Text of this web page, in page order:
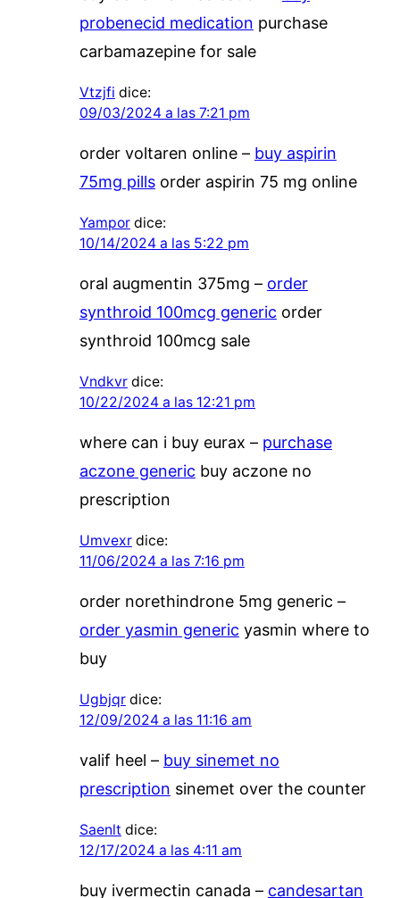
probenecid medication purchase
carbamazepine for sale
Vtzjfi dice:
09/03/2024 a las 7:21 pm
order voltaren online – buy aspirin
75mg pillsorder aspirin 75 mg online
Yampor dice:
10/14/2024 a las 5:22 pm
oral augmentin 375mg – order
synthroid 100mcg generic order
synthroid 100mcg sale
Vndkvr dice:
10/22/2024 a las 12:21 pm
where can i buy eurax – purchase
aczone generic buy aczone no
prescription
Umvexr dice:
11/06/2024 a las 7:16 pm
order norethindrone 5mg generic –
order yasmin generic yasmin where to
buy
Ugbjqr dice:
12/09/2024 a las 11:16 am
valif heel – buy sinemet no
prescription sinemet over the counter
Saenlt dice:
12/17/2024 a las 4:11 am
buy ivermectin canada – candesartan